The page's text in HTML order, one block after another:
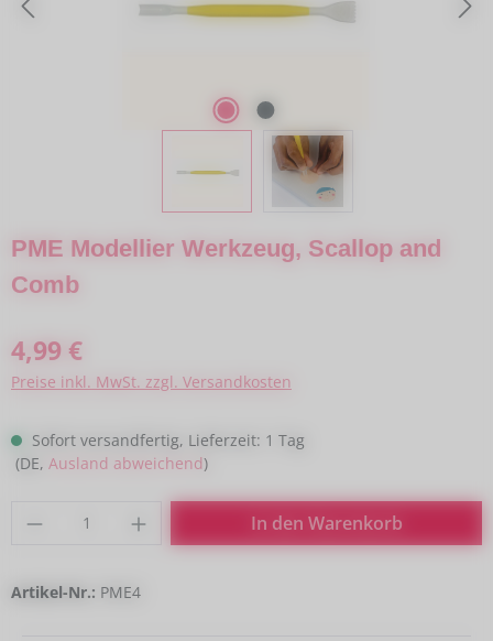
PME Modellier Werkzeug, Scallop and
Comb
Regulärer Preis:
4,99 €
Preise inkl. MwSt. zzgl. Versandkosten
Sofort versandfertig, Lieferzeit: 1 Tag
(DE, Ausland abweichend)
Produkt Anzahl: Gib den gewünschten
In den Warenkorb
Artikel-Nr.: PME4